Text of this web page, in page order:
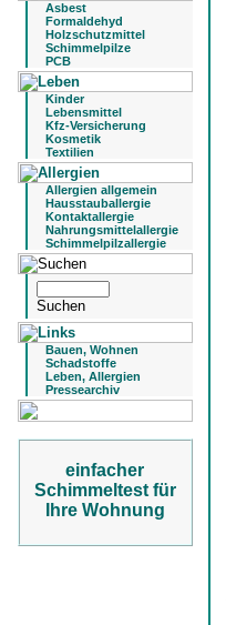
Asbest
Formaldehyd
Holzschutzmittel
Schimmelpilze
PCB
Kinder
Lebensmittel
Kfz-Versicherung
Kosmetik
Textilien
Allergien allgemein
Hausstauballergie
Kontaktallergie
Nahrungsmittelallergie
Schimmelpilzallergie
Bauen, Wohnen
Schadstoffe
Leben, Allergien
Pressearchiv
einfacher
Schimmeltest für
Ihre Wohnung